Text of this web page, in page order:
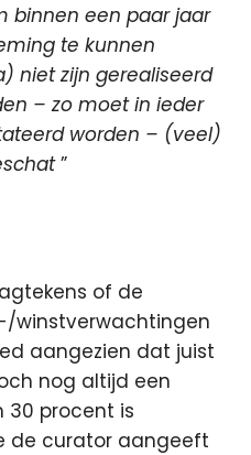
binnen een paar jaar
te kunnen
niet zijn gerealiseerd
– zo moet in ieder
worden – (veel)
”
of de
winstverwachtingen
aangezien dat juist
nog altijd een
30 procent is
de curator aangeeft